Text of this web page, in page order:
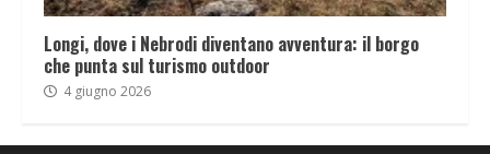
Longi, dove i Nebrodi diventano avventura: il borgo
che punta sul turismo outdoor
4 giugno 2026